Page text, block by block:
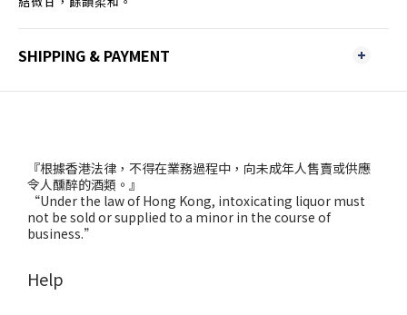
SHIPPING & PAYMENT
『根據香港法律，不得在業務過程中，向未成年人售賣或供應
令人醺醉的酒類。』
“Under the law of Hong Kong, intoxicating liquor must
not be sold or supplied to a minor in the course of
business.”
Help